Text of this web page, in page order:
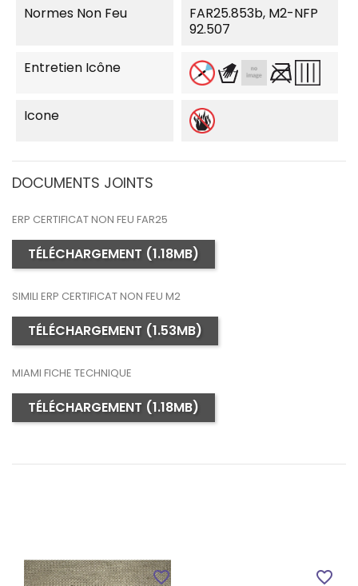
Normes Non Feu
FAR25.853b, M2-NFP
92.507
Entretien Icône
Icone
DOCUMENTS JOINTS
ERP CERTIFICAT NON FEU FAR25
TÉLÉCHARGEMENT (1.18MB)
SIMILI ERP CERTIFICAT NON FEU M2
TÉLÉCHARGEMENT (1.53MB)
MIAMI FICHE TECHNIQUE
TÉLÉCHARGEMENT (1.18MB)
favorite_border favorite_border